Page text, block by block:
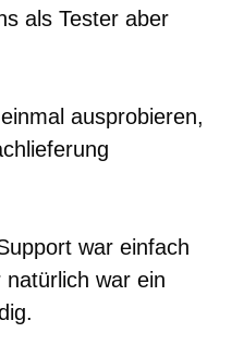
als Tester aber
ausprobieren,
war einfach
war ein